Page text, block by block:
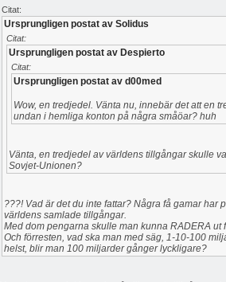
Citat:
Ursprungligen postat av Solidus
Citat:
Ursprungligen postat av Despierto
Citat:
Ursprungligen postat av d00med
Wow, en tredjedel. Vänta nu, innebär det att en
undan i hemliga konton på några småöar? huh
Vänta, en tredjedel av världens tillgångar skulle
Sovjet-Unionen?
???! Vad är det du inte fattar? Några få gamar har
världens samlade tillgångar.
Med dom pengarna skulle man kunna RADERA ut
Och förresten, vad ska man med säg, 1-10-100
helst, blir man 100 miljarder gånger lyckligare?